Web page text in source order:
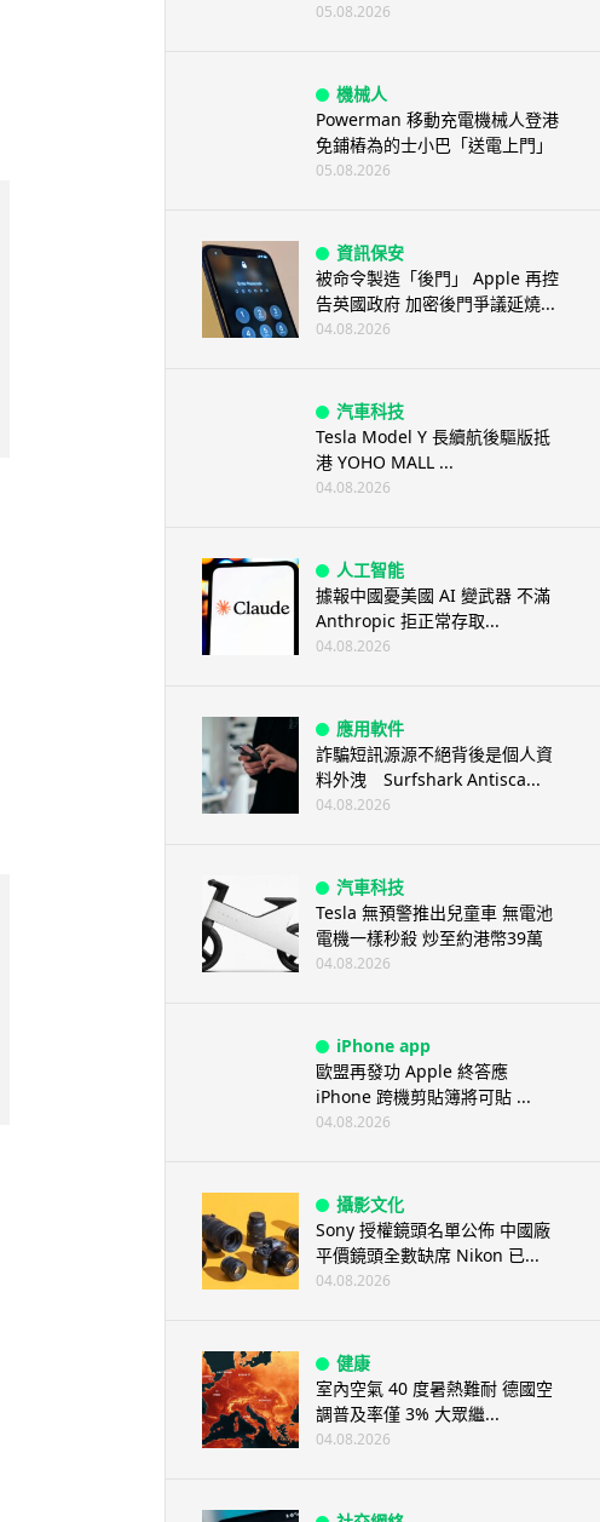
05.08.2026
機械人
Powerman 移動充電機械人登港
免鋪樁為的士小巴「送電上門」
05.08.2026
資訊保安
被命令製造「後門」 Apple 再控
告英國政府 加密後門爭議延燒...
04.08.2026
汽車科技
Tesla Model Y 長續航後驅版抵
港 YOHO MALL ...
04.08.2026
人工智能
據報中國憂美國 AI 變武器 不滿
Anthropic 拒正常存取...
04.08.2026
應用軟件
詐騙短訊源源不絕背後是個人資
料外洩 Surfshark Antisca...
04.08.2026
汽車科技
Tesla 無預警推出兒童車 無電池
電機一樣秒殺 炒至約港幣39萬
04.08.2026
iPhone app
歐盟再發功 Apple 終答應
iPhone 跨機剪貼簿將可貼 ...
04.08.2026
攝影文化
Sony 授權鏡頭名單公佈 中國廠
平價鏡頭全數缺席 Nikon 已...
04.08.2026
健康
室內空氣 40 度暑熱難耐 德國空
調普及率僅 3% 大眾繼...
04.08.2026